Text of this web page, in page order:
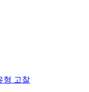
형 고찰